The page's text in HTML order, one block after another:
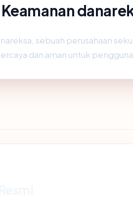
sebuah perusahaan
dan aman untuk